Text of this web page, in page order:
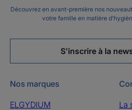
Découvrez en avant-première nos
votre famille en matière
S'inscrire à la
Nos marques
ELGYDIUM
La